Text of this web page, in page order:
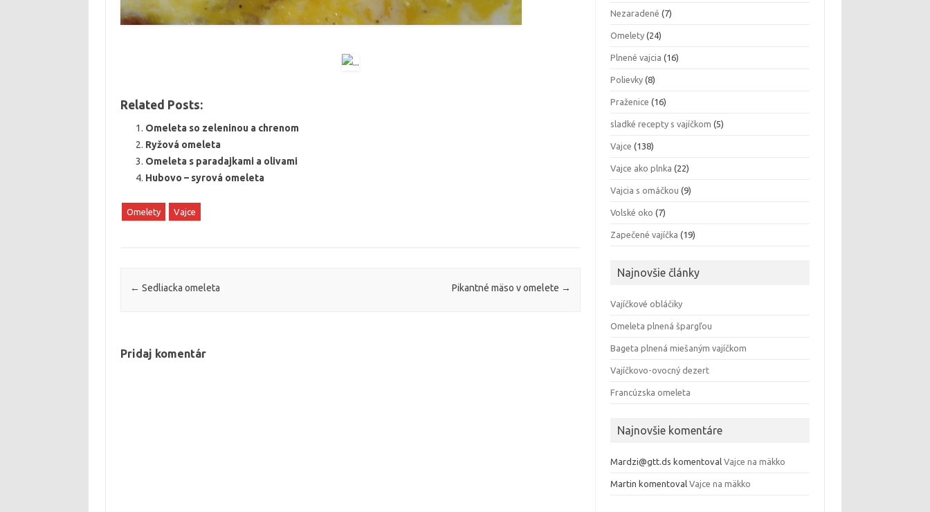
Related Posts:
Omeleta so zeleninou a chrenom
Ryžová omeleta
Omeleta s paradajkami a olivami
Hubovo – syrová omeleta
Omelety Vajce
Post navigation
← Sedliacka omeleta Pikantné mäso v omelete →
Pridaj komentár
Nezaradené (7)
Omelety (24)
Plnené vajcia (16)
Polievky (8)
Praženice (16)
sladké recepty s vajíčkom (5)
Vajce (138)
Vajce ako plnka (22)
Vajcia s omáčkou (9)
Volské oko (7)
Zapečené vajíčka (19)
Najnovšie články
Vajíčkové obláčiky
Omeleta plnená špargľou
Bageta plnená miešaným vajíčkom
Vajíčkovo-ovocný dezert
Francúzska omeleta
Najnovšie komentáre
Mardzi@gtt.ds komentovalVajce na mäkko
Martin komentovalVajce na mäkko